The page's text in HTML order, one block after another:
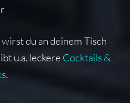
du an deinem Tisch
u.a. leckere Cocktails &
.